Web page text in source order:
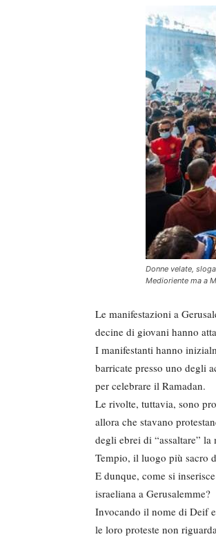
Donne velate,
Medioriente ma a
Le manifestazioni a
decine di giovani hanno
I manifestanti hanno
barricate presso uno degli
per celebrare il Ramadan.
Le rivolte, tuttavia, sono
allora che stavano
degli ebrei di “assaltare”
Tempio, il luogo più sacro
E dunque, come si
israeliana a Gerusalemme?
Invocando il nome di Deif
le loro proteste non